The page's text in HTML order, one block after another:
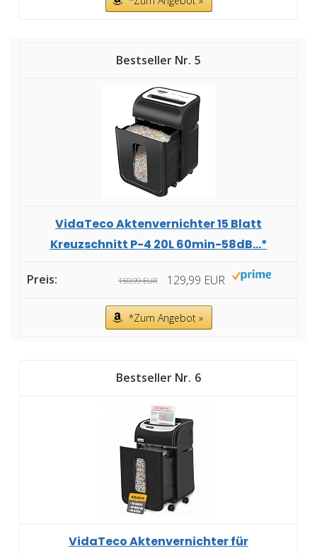
5
VidaTeco Aktenvernichter 15 Blatt
Kreuzschnitt P-4 20L 60min-58dB...*
159,99 EUR 129,99 EUR
*Zum Angebot »
6
VidaTeco Aktenvernichter für